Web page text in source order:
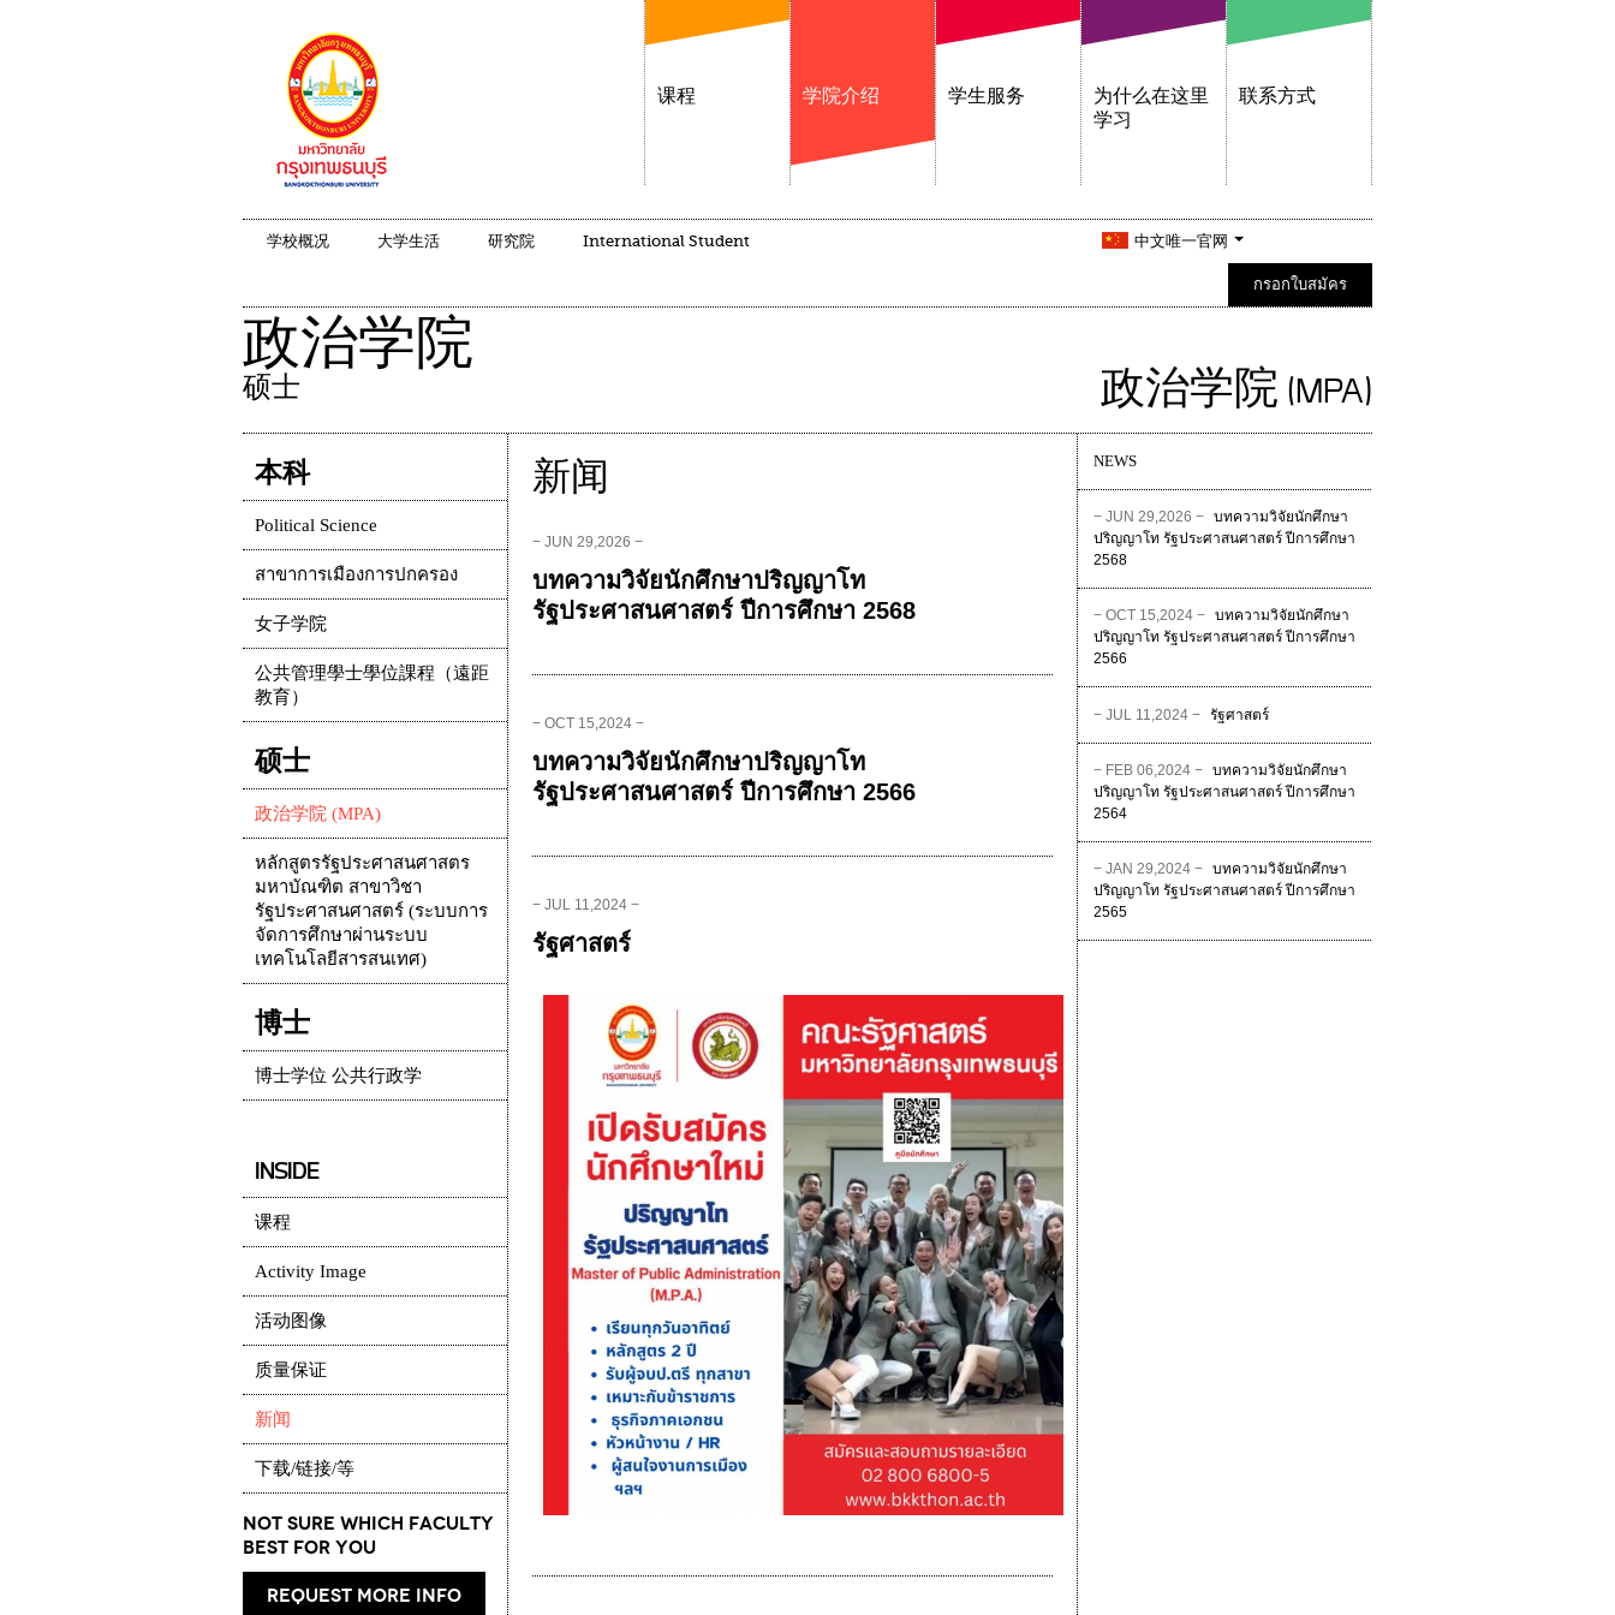
课程 学院介绍 学生服务
为什么在这里
学习
联系方式
学校概况 大学生活 研究院 International Student 中文唯一官网
กรอกใบสมัคร
政治学院
硕士 政治学院 (MPA)
新闻
− JUN 29,2026 −
บทความวิจัยนักศึกษาปริญญาโท
รัฐประศาสนศาสตร์ ปีการศึกษา 2568
− OCT 15,2024 −
บทความวิจัยนักศึกษาปริญญาโท
รัฐประศาสนศาสตร์ ปีการศึกษา 2566
− JUL 11,2024 −
รัฐศาสตร์
NEWS
− JUN 29,2026 − บทความวิจัยนักศึกษา
ปริญญาโท รัฐประศาสนศาสตร์ ปีการศึกษา
2568
− OCT 15,2024 − บทความวิจัยนักศึกษา
ปริญญาโท รัฐประศาสนศาสตร์ ปีการศึกษา
2566
− JUL 11,2024 − รัฐศาสตร์
− FEB 06,2024 − บทความวิจัยนักศึกษา
ปริญญาโท รัฐประศาสนศาสตร์ ปีการศึกษา
2564
− JAN 29,2024 − บทความวิจัยนักศึกษา
ปริญญาโท รัฐประศาสนศาสตร์ ปีการศึกษา
2565
本科
Political Science
สาขาการเมืองการปกครอง
女子学院
公共管理學士學位課程（遠距
教育）
硕士
政治学院 (MPA)
หลักสูตรรัฐประศาสนศาสตร
มหาบัณฑิต สาขาวิชา
รัฐประศาสนศาสตร์ (ระบบการ
จัดการศึกษาผ่านระบบ
เทคโนโลยีสารสนเทศ)
博士
博士学位 公共行政学
INSIDE
课程
Activity Image
活动图像
质量保证
新闻
下载/链接/等
Not Sure which Faculty
best for you
request more info